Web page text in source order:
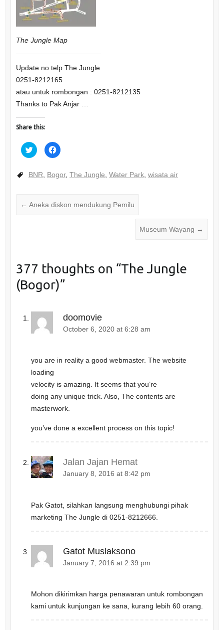
The Jungle Map
Update no telp The Jungle
0251-8212165
atau untuk rombongan : 0251-8212135
Thanks to Pak Anjar …
Share this:
C
l
k
t
a
r
e
r
(
O
p
e
i
e
w
d
o
w
)
C
l
k
t
a
r
o
k
(
O
p
n
d
)
BNR Bogor, The Jungle Water Park, wisata air
← Aneka diskon mendukung Pemilu
Museum Wayang →
377 thoughts on “The Jungle
(Bogor)”
doomovie
October 6, 2020 at 6:28 am
you are in reality a good webmaster. The website
loading
velocity is amazing. It seems that you’re
doing any unique trick. Also, The contents are
masterwork.
you’ve done a excellent process on this topic!
Jalan Jajan Hemat
January 8, 2016 at 8:42 pm
Pak Gatot, silahkan langsung menghubungi pihak
marketing The Jungle di 0251-8212666.
Gatot Muslaksono
January 7, 2016 at 2:39 pm
Mohon dikirimkan harga penawaran untuk rombongan
kami untuk kunjungan ke sana, kurang lebih 60 orang.